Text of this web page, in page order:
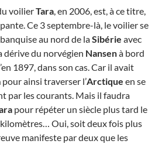
voilierTara, en 2006, est, à ce titre,
Ce 3 septembre-là, le voilier se
au nord de laSibérie avec
dérive du norvégien Nansenà bord
1897, dans son cas. Car il avait
pour ainsi traverser l’Arctique en se
par les courants. Mais il faudra
pour répéter un siècle plus tard le
Oui, soit deux fois plus
manifeste par deux que les